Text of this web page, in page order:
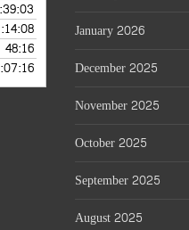
1, 2026
JULY 31, 2026
— JULY 30, 2026
48:16
29, 2026
January 2026
December 2025
November 2025
October 2025
September 2025
August 2025